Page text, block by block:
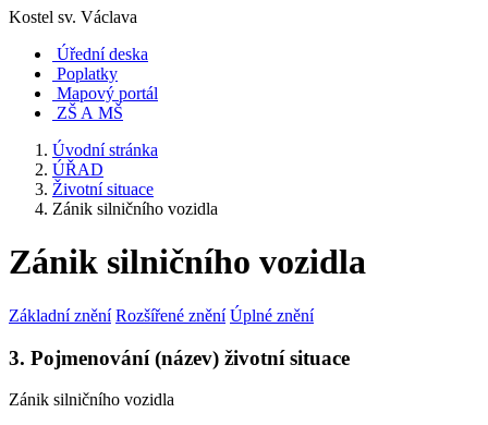
Kostel sv. Václava
Úřední deska
Poplatky
Mapový portál
ZŠ A MŠ
Úvodní stránka
ÚŘAD
Životní situace
Zánik silničního vozidla
Zánik silničního vozidla
Základní znění Rozšířené znění Úplné znění
3. Pojmenování (název) životní situace
Zánik silničního vozidla